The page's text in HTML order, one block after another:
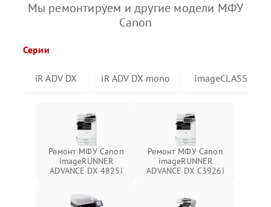
Мы ремонтируем и другие модели МФУ
Canon
Серии
iR ADV DX iR ADV DX mono imageCLASS
Ремонт МФУ Canon
imageRUNNER
ADVANCE DX 4825i
Ремонт МФУ Canon
imageRUNNER
ADVANCE DX C3926i